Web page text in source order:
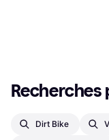
Recherches
Dirt Bike